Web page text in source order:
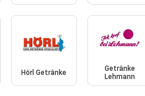
Hörl Getränke
Getränke
Lehmann